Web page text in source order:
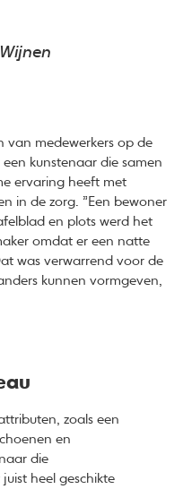
van medewerkers op de
kunstenaar die samen
ervaring heeft met
in de zorg. ”Een bewoner
en plots werd het
omdat er een natte
was verwarrend voor de
kunnen vormgeven,
zoals een
en
die
heel geschikte